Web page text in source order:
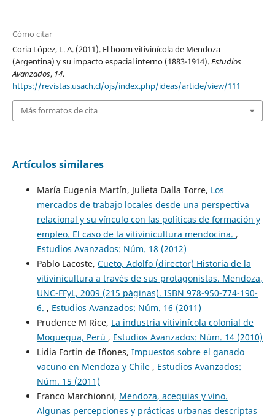
Cómo citar
Coria López, L. A. (2011). El boom vitivinícola de Mendoza
(Argentina) y su impacto espacial interno (1883-1914).Estudios
Avanzados, 14.
https://revistas.usach.cl/ojs/index.php/ideas/article/view/111
Más formatos de cita
Artículos similares
María Eugenia Martín, Julieta Dalla Torre, Los
mercados de trabajo locales desde una perspectiva
relacional y su vínculo con las políticas de formación y
empleo. El caso de la vitivinicultura mendocina. ,
Estudios Avanzados: Núm. 18 (2012)
Pablo Lacoste, Cueto, Adolfo (director) Historia de la
vitivinicultura a través de sus protagonistas. Mendoza,
UNC-FFyL, 2009 (215 páginas). ISBN 978-950-774-190-
6. , Estudios Avanzados: Núm. 16 (2011)
Prudence M Rice, La industria vitivinícola colonial de
Moquegua, Perú , Estudios Avanzados: Núm. 14 (2010)
Lidia Fortin de Iñones, Impuestos sobre el ganado
vacuno en Mendoza y Chile , Estudios Avanzados:
Núm. 15 (2011)
Franco Marchionni, Mendoza, acequias y vino.
Algunas percepciones y prácticas urbanas descriptas